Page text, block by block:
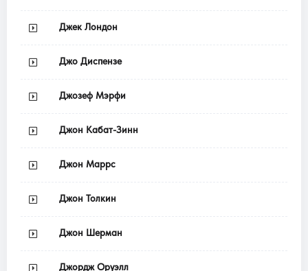
Джек Лондон
Джо Диспензе
Джозеф Мэрфи
Джон Кабат-Зинн
Джон Маррс
Джон Толкин
Джон Шерман
Джордж Оруэлл